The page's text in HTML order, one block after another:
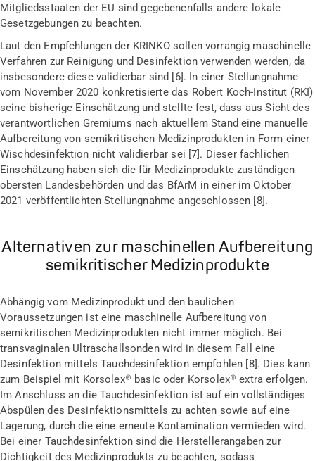
Mitgliedsstaaten der EU sindgegebenenfalls andere lokale
Gesetzgebungen zu beachten.
Laut den Empfehlungen der KRINKO sollen vorrangig maschinelle
Verfahren zur Reinigung und Desinfektion verwenden werden, da
insbesondere diese validierbar sind [6]. In einer Stellungnahme
vom November 2020 konkretisierte das Robert Koch-Institut (RKI)
seine bisherige Einschätzung und stellte fest, dass aus Sicht des
verantwortlichen Gremiums nach aktuellem Stand eine manuelle
Aufbereitung von semikritischen Medizinprodukten in Form einer
Wischdesinfektion nicht validierbar sei [7]. Dieser fachlichen
Einschätzung haben sich die für Medizinprodukte zuständigen
obersten Landesbehörden und das BfArM in einer im Oktober
2021 veröffentlichten Stellungnahme angeschlossen [8].
Alternativen zur maschinellen Aufbereitung
semikritischer Medizinprodukte
Abhängig vom Medizinprodukt und den baulichen
Voraussetzungen ist eine maschinelle Aufbereitung von
semikritischen Medizinprodukten nicht immer möglich. Bei
transvaginalen Ultraschallsonden wird in diesem Fall eine
Desinfektion mittels Tauchdesinfektion empfohlen [ 8]. Dies kann
zum Beispiel mit Korsolex® basic oder Korsolex® extra erfolgen.
Im Anschluss an die Tauchdesinfektion ist auf ein vollständiges
Abspülen des Desinfektionsmittels zu achten sowie auf eine
Lagerung, durch die eine erneute Kontamination vermieden wird.
Bei einer Tauchdesinfektion sind die Herstellerangaben zur
Dichtigkeit des Medizinprodukts zu beachten, sodass